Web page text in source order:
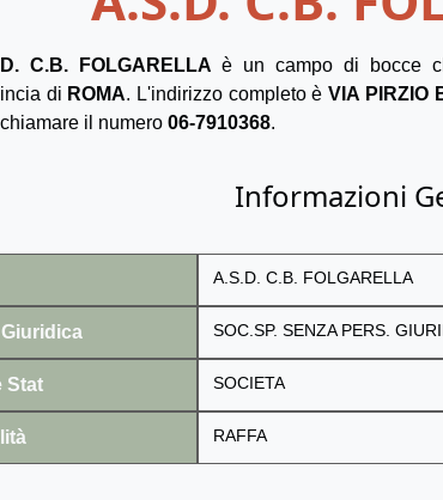
C.B. FOLGARELLA è un campo di bocce
di ROMA. L'indirizzo completo èVIA PIRZIO
il numero 06-7910368.
Informazioni
A.S.D. C.B. FOLGARELLA
SOC.SP. SENZA PERS.
Stat SOCIETA
RAFFA